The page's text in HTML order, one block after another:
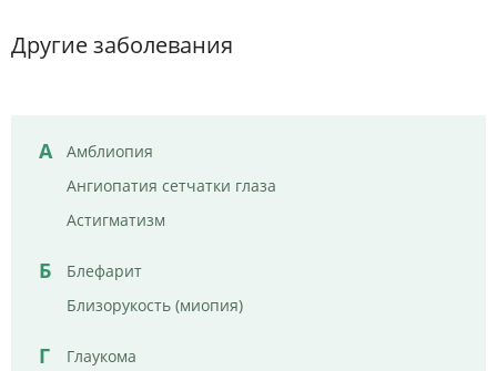
Другие заболевания
А
Амблиопия
Ангиопатия сетчатки глаза
Астигматизм
Б
Блефарит
Близорукость (миопия)
Г Глаукома